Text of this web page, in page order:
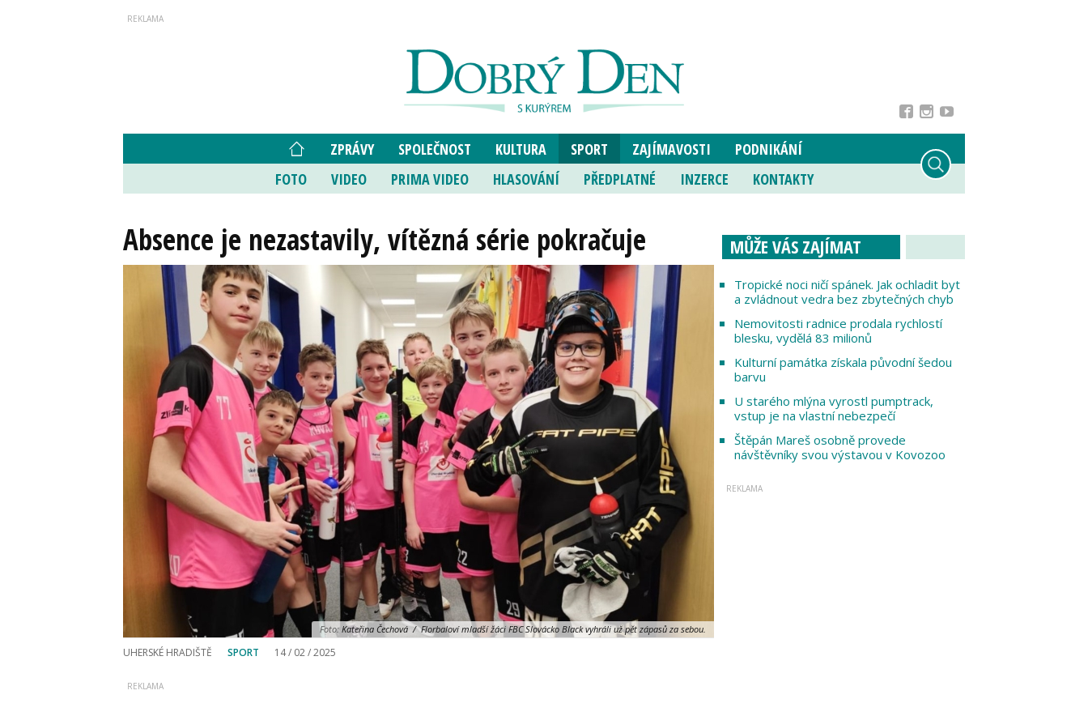
ZPRÁVY SPOLEČNOST KULTURA SPORT ZAJÍMAVOSTI
PODNIKÁNÍ
FOTO
VIDEO PRIMA VIDEO HLASOVÁNÍ PŘEDPLATNÉ INZERCE KONTAKTY
Absence je nezastavily, vítězná série pokračuje
Foto:Kateřina Čechová / Florbaloví mladší žáci FBC Slovácko Black vyhráli už pět zápasů za sebou.
UHERSKÉ HRADIŠTĚ SPORT 14 / 02 / 2025
MŮŽE VÁS ZAJÍMAT
Tropické noci ničí spánek. Jak ochladit byt
a zvládnout vedra bez zbytečných chyb
Nemovitosti radnice prodala rychlostí
blesku, vydělá 83 milionů
Kulturní památka získala původní šedou
barvu
U starého mlýna vyrostl pumptrack,
vstup je na vlastní nebezpečí
Štěpán Mareš osobně provede
návštěvníky svou výstavou v Kovozoo